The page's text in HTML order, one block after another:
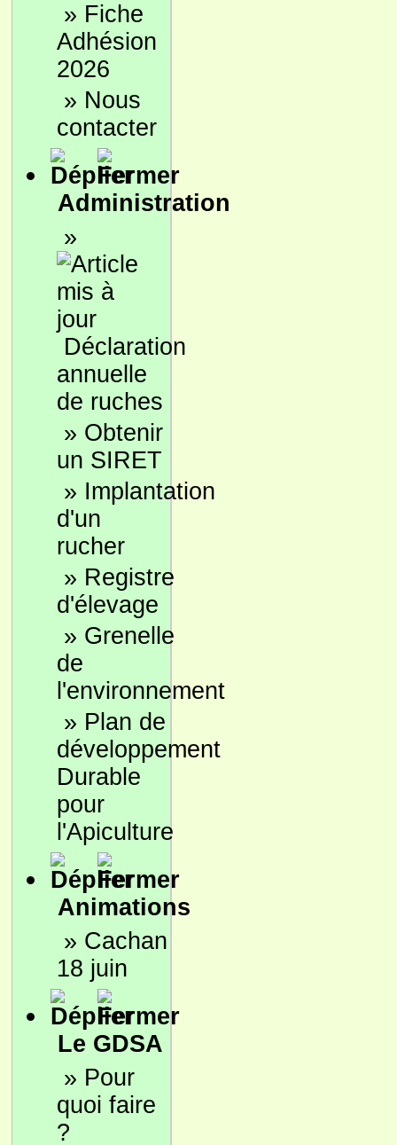
» Fiche
Adhésion
2026
» Nous
contacter
Administration
»
Déclaration
annuelle
de ruches
» Obtenir
un SIRET
» Implantation
d'un
rucher
» Registre
d'élevage
» Grenelle
de
l'environnement
» Plan de
développement
Durable
pour
l'Apiculture
Animations
» Cachan
18 juin
Le GDSA
» Pour
quoi faire
?